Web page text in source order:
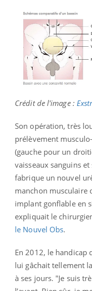
Crédit de l'image :
Son opération, très
prélèvement
(gauche pour un
vaisseaux sanguins
fabrique un nouvel
manchon musculaire
implant gonflable en
expliquait le
le Nouvel Obs.
En 2012, le handicap
lui gâchait tellement
à ses jours. "Je suis